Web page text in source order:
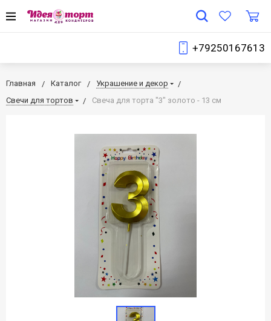
+79250167613
Главная Каталог
Украшение и декор
Свечи для тортов
Свеча для торта "3" золото - 13 см